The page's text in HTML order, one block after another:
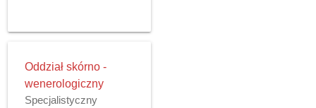
Oddział skórno -
wenerologiczny
Specjalistyczny